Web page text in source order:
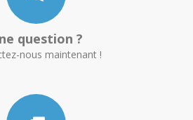
question ?
nous maintenant !